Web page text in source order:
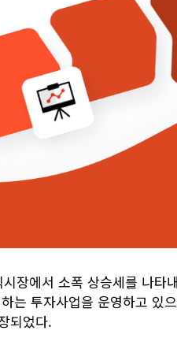
장에서 소폭 상승세를 나타
는 투자사업을 운영하고 있
되었다.